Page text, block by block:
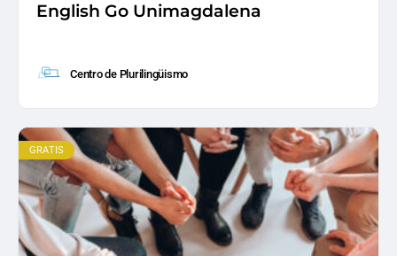
English Go Unimagdalena
Centro de Plurilingüismo
GRATIS